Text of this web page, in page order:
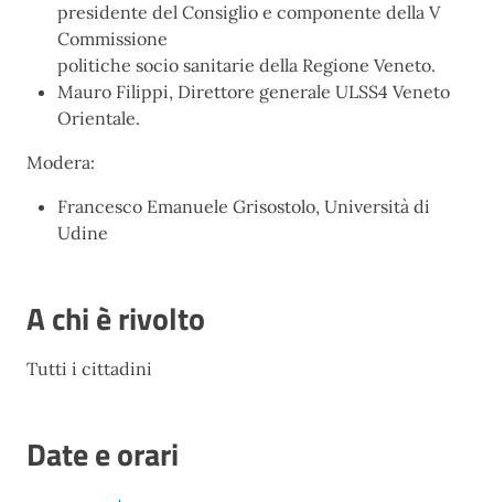
presidente del Consiglio e componente della V
Commissione
politiche socio sanitarie della Regione Veneto.
Mauro Filippi, Direttore generale ULSS4 Veneto
Orientale.
Modera:
Francesco Emanuele Grisostolo, Università di
Udine
A chi è rivolto
Tutti i cittadini
Date e orari